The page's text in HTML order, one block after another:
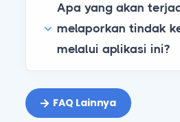
Apa yang akan
melaporkan tindak
melalui aplikasi ini?
FAQ Lainnya